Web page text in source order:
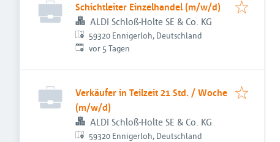
Schichtleiter Einzelhandel (m/w/d)
ALDI Schloß-Holte SE & Co. KG
59320 Ennigerloh, Deutschland
Veröffentlicht:
vor 5 Tagen
Verkäufer in Teilzeit 21 Std. / Woche
(m/w/d)
ALDI Schloß-Holte SE & Co. KG
59320 Ennigerloh, Deutschland